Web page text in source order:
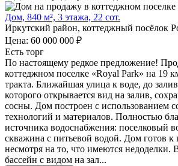
Дом, 840 м², 3 этажа, 22 сот.
Иркутский район, коттеджный посёлок
Цена: 60 000 000 ₽
Есть торг
По настоящему редкое предложение!
коттеджном поселке «Royal Park» на 19
тракта. Ближайшая улица к воде, до
которого открывается вид на залив,
сосны. Дом построен с использованием
технологий и материалов. Полностью
источника водоснабжения: поселковый
скважина с питьевой водой. Дом готов
несмотря на то, что имеются недоделки.
бассейн с видом на зал...